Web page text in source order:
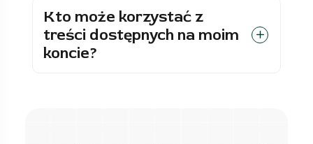
Kto może korzystać z
treści dostępnych na moim
koncie?